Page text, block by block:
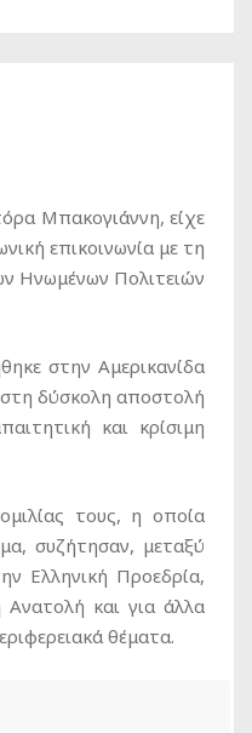
Μπακογιάννη, είχε
επικοινωνία με τη
Ηνωμένων Πολιτειών
στην Αμερικανίδα
δύσκολη αποστολή
και κρίσιμη
τους, η οποία
συζήτησαν, μεταξύ
Ελληνική Προεδρία,
Ανατολή και για άλλα
θέματα.